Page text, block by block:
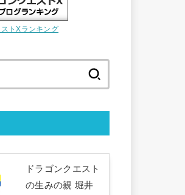
ストXランキング
ドラゴンクエスト
の生みの親 堀井